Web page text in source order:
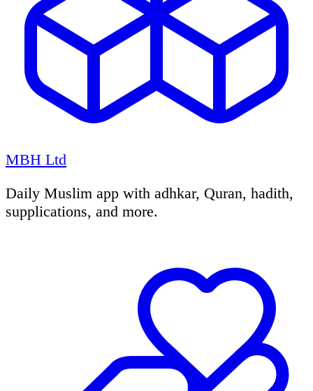
MBH Ltd
Daily Muslim app with adhkar, Quran, hadith,
supplications, and more.